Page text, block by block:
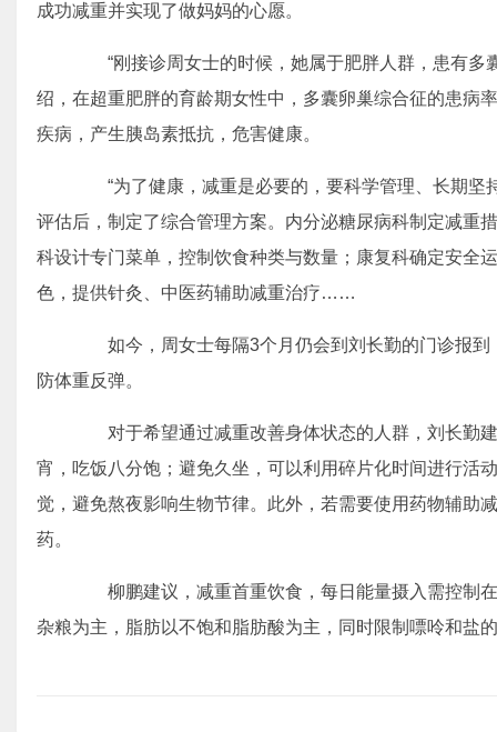
成功减重并实现了做妈妈的心愿。
“刚接诊周女士的时候，她属于肥胖人群，患有多
绍，在超重肥胖的育龄期女性中，多囊卵巢综合征的患病
疾病，产生胰岛素抵抗，危害健康。
“为了健康，减重是必要的，要科学管理、长期坚
评估后，制定了综合管理方案。内分泌糖尿病科制定减重
科设计专门菜单，控制饮食种类与数量；康复科确定安全
色，提供针灸、中医药辅助减重治疗……
如今，周女士每隔3个月仍会到刘长勤的门诊报到
防体重反弹。
对于希望通过减重改善身体状态的人群，刘长勤
宵，吃饭八分饱；避免久坐，可以利用碎片化时间进行活
觉，避免熬夜影响生物节律。此外，若需要使用药物辅助
药。
柳鹏建议，减重首重饮食，每日能量摄入需控制
杂粮为主，脂肪以不饱和脂肪酸为主，同时限制嘌呤和盐